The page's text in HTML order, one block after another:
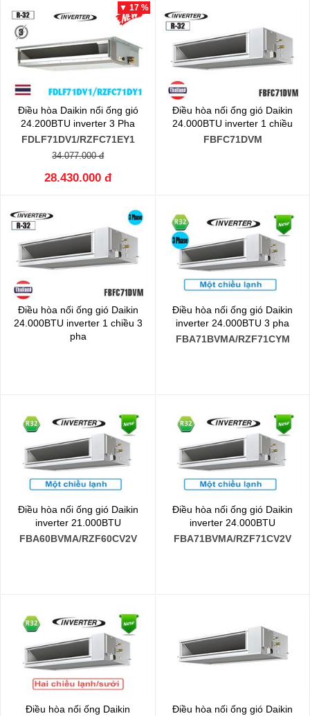
▼ 17 %
Điều hòa Daikin nối ống gió
24.200BTU inverter 3 Pha
FDLF71DV1/RZFC71EY1
34.077.000 đ
28.430.000 đ
Điều hòa nối ống gió Daikin
24.000BTU inverter 1 chiều
FBFC71DVM
Điều hòa nối ống gió Daikin
24.000BTU inverter 1 chiều 3
pha
Điều hòa nối ống gió Daikin
inverter 24.000BTU 3 pha
FBA71BVMA/RZF71CYM
Điều hòa nối ống gió Daikin
inverter 21.000BTU
FBA60BVMA/RZF60CV2V
Điều hòa nối ống gió Daikin
inverter 24.000BTU
FBA71BVMA/RZF71CV2V
Điều hòa nối ống Daikin
Điều hòa nối ống gió Daikin